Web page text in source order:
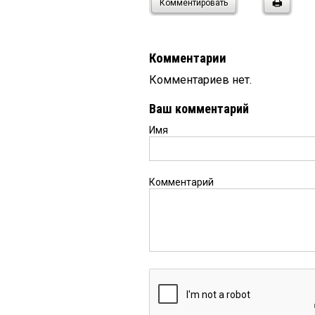
Комментировать
Комментарии
Комментариев нет.
Ваш комментарий
Имя
Комментарий